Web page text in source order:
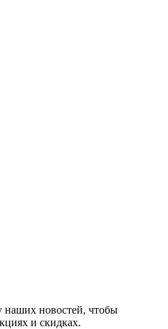
наших новостей, чтобы
и скидках.